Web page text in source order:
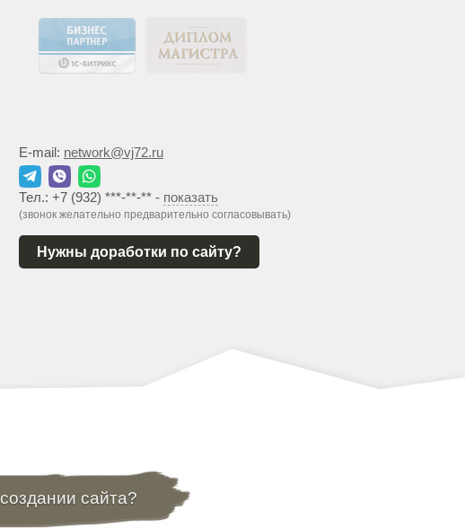
E-mail: network@vj72.ru
Тел.: +7 (932) ***-**-** - показать
(звонок желательно предварительно согласовывать)
Нужны доработки по сайту?
сайта?